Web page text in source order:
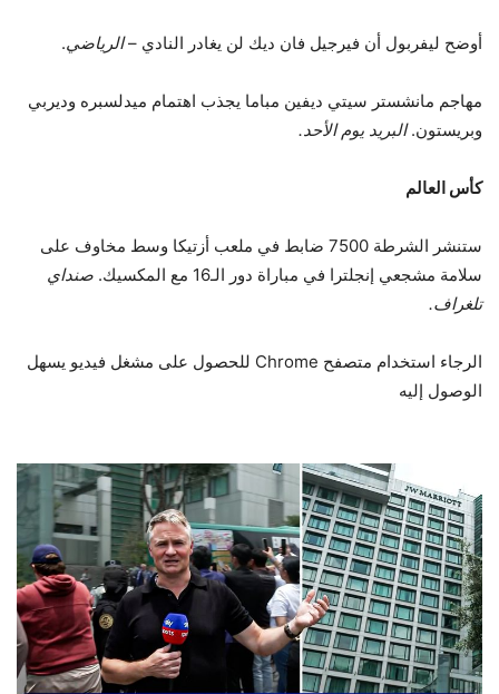
أوضح ليفربول أن فيرجيل فان ديك لن يغادر النادي –الرياضي.
مهاجم مانشستر سيتي ديفين مباما يجذب اهتمام ميدلسبره وديربي
وبريستون.البريد يوم الأحد.
كأس العالم
ستنشر الشرطة 7500 ضابط في ملعب أزتيكا وسط مخاوف على
سلامة مشجعي إنجلترا في مباراة دور الـ16 مع المكسيك.
صنداي
تلغراف.
الرجاء استخدام متصفح Chrome للحصول على مشغل فيديو يسهل
الوصول إليه